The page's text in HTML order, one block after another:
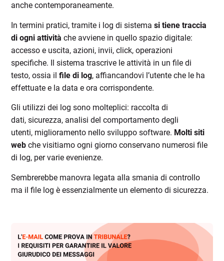
anche contemporaneamente.
In termini pratici, tramite i log di sistemasi tiene traccia
di ogni attività che avviene in quello spazio digitale:
accesso e uscita, azioni, invii, click, operazioni
specifiche. Il sistema trascrive le attività in un file di
testo, ossia ilfile di log, affiancandovi l’utente che le ha
effettuate e la data e ora corrispondente.
Gli utilizzi dei log sono molteplici: raccolta di
dati, sicurezza, analisi del comportamento degli
utenti, miglioramento nello sviluppo software. Molti siti
web che visitiamo ogni giorno conservano numerosi file
di log, per varie evenienze.
Sembrerebbe manovra legata alla smania di controllo
ma il file log è essenzialmente un elemento di sicurezza.